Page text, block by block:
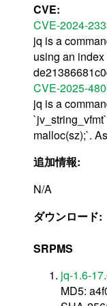
CVE:
CVE-2024-
jq is a
using an
CVE-2025-
jq is a
malloc(sz);`.
追加情報:
N/A
ダウンロード:
SRPMS
jq-1.6-
MD5: